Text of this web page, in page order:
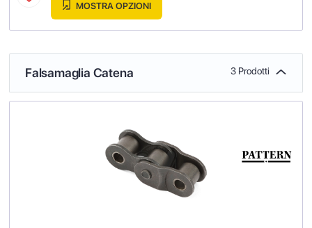
MOSTRA OPZIONI
Falsamaglia Catena 3 Prodotti